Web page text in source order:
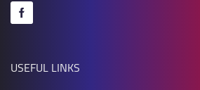
USEFUL LINKS